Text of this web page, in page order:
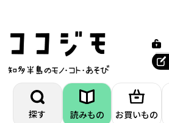
探す 読みもの お買いもの